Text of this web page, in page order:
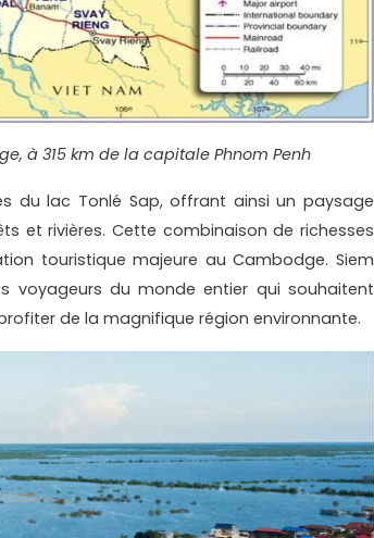
à 315 km de la capitale Phnom Penh
du lac Tonlé Sap, offrant ainsi un paysage
et rivières. Cette combinaison de richesses
touristique majeure au Cambodge. Siem
voyageurs du monde entier qui souhaitent
de la magnifique région environnante.